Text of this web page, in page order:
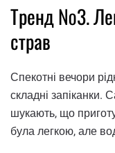
Тренд №3.
страв
Спекотні вечори
складні запіканки.
шукають, що
була легкою, але